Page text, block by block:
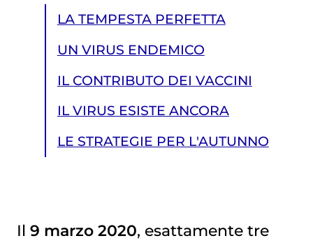
LA TEMPESTA PERFETTA
UN VIRUS ENDEMICO
IL CONTRIBUTO DEI VACCINI
IL VIRUS ESISTE ANCORA
LE STRATEGIE PER L'AUTUNNO
Il 9 marzo 2020, esattamente tre